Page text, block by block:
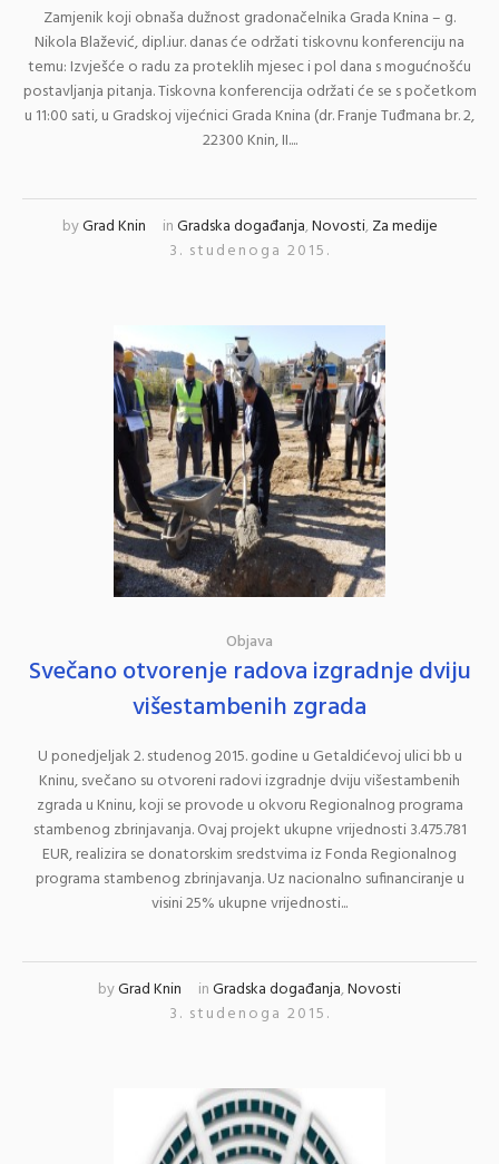
Zamjenik koji obnaša dužnost gradonačelnika Grada Knina – g.
Nikola Blažević, dipl.iur. danas će održati tiskovnu konferenciju na
temu: Izvješće o radu za proteklih mjesec i pol dana s mogućnošću
postavljanja pitanja. Tiskovna konferencija održati će se s početkom
u 11:00 sati, u Gradskoj vijećnici Grada Knina (dr. Franje Tuđmana br. 2,
22300 Knin, II....
byGrad Knin inGradska događanja,Novosti,Za medije
3. studenoga 2015.
Objava
Svečano otvorenje radova izgradnje dviju
višestambenih zgrada
U ponedjeljak 2. studenog 2015. godine u Getaldićevoj ulici bb u
Kninu, svečano su otvoreni radovi izgradnje dviju višestambenih
zgrada u Kninu, koji se provode u okvoru Regionalnog programa
stambenog zbrinjavanja. Ovaj projekt ukupne vrijednosti 3.475.781
EUR, realizira se donatorskim sredstvima iz Fonda Regionalnog
programa stambenog zbrinjavanja. Uz nacionalno sufinanciranje u
visini 25% ukupne vrijednosti...
byGrad Knin inGradska događanja,Novosti
3. studenoga 2015.